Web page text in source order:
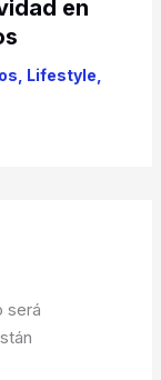
en
Lifestyle
será